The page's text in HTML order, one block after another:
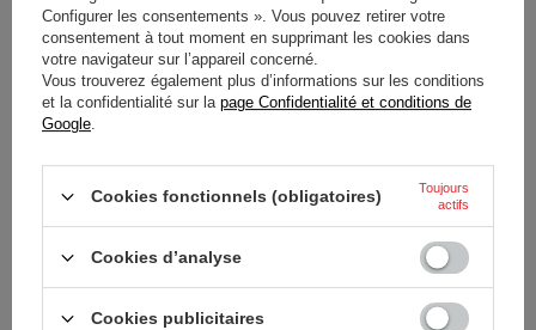
Catégorie Sweat-shirts
Couleur Azuré
Groupe d'âge Adultes
Configurer les consentements ». Vous pouvez retirer votre
consentement à tout moment en supprimant les cookies dans
votre navigateur sur l’appareil concerné.
Vous trouverez également plus d’informations sur les conditions
et la confidentialité sur la page Confidentialité et conditions de
Google.
Cookies fonctionnels (obligatoires)
Toujours
actifs
Cookies d’analyse
Cookies publicitaires